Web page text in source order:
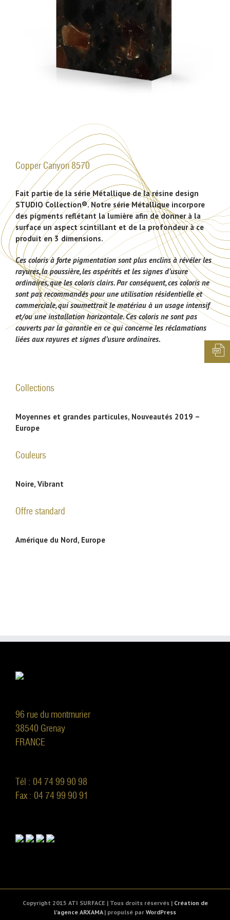
Copper Canyon 8570
Fait partie de la série Métallique de la résine design
STUDIO Collection®. Notre série Métallique incorpore
des pigments reflétant la lumière afin de donner à la
surface un aspect scintillant et de la profondeur à ce
produit en 3 dimensions.
Ces coloris à forte pigmentation sont plus enclins à révéler les
rayures, la poussière, les aspérités et les signes d’usure
ordinaires, que les coloris clairs. Par conséquent, ces coloris ne
sont pas recommandés pour une utilisation résidentielle et
commerciale, qui soumettrait le matériau à un usage intensif
et/ou une installation horizontale. Ces coloris ne sont pas
couverts par la garantie en ce qui concerne les réclamations
liées aux rayures et signes d’usure ordinaires.
Collections
Moyennes et grandes particules, Nouveautés 2019 –
Europe
Couleurs
Noire, Vibrant
Offre standard
Amérique du Nord, Europe
96 rue du montmurier
38540 Grenay
FRANCE
Tél : 04 74 99 90 98
Fax : 04 74 99 90 91
Copyright 2015 ATI SURFACE | Tous droits réservés | Création de
l'agence ARXAMA| propulsé par WordPress